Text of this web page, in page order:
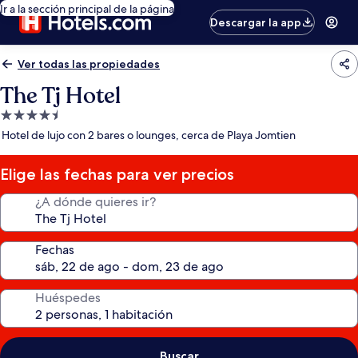
Ir a la sección principal de la página
Descargar la app
Ver todas las propiedades
The Tj Hotel
Propiedad
de
estrellas
Hotel de lujo con 2 bares o lounges, cerca de Playa Jomtien
Elige las fechas para ver precios
¿A dónde quieres ir?
Fechas
Huéspedes